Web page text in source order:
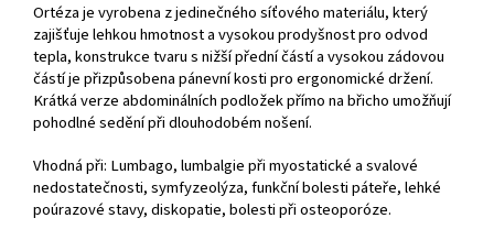
Ortéza je vyrobena z jedinečného síťového materiálu, který
zajišťuje lehkou hmotnost a vysokou prodyšnost pro odvod
tepla, konstrukce tvaru s nižší přední částí a vysokou zádovou
částí je přizpůsobena pánevní kosti pro ergonomické držení.
Krátká verze abdominálních podložek přímo na břicho umožňují
pohodlné sedění při dlouhodobém nošení.
Vhodná při: Lumbago, lumbalgie při myostatické a svalové
nedostatečnosti, symfyzeolýza, funkční bolesti páteře, lehké
poúrazové stavy, diskopatie, bolesti při osteoporóze.